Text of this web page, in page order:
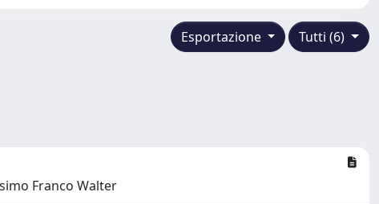
Tutti (6)
Esportazione
Franco Walter